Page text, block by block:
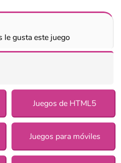
gusta este juego
Juegos de HTML5
Juegos para móviles